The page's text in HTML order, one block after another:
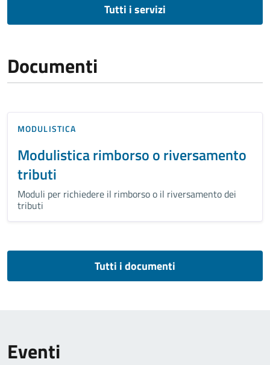
Tutti i servizi
Documenti
MODULISTICA
Modulistica rimborso o riversamento
tributi
Moduli per richiedere il rimborso o il riversamento dei
tributi
Tutti i documenti
Eventi